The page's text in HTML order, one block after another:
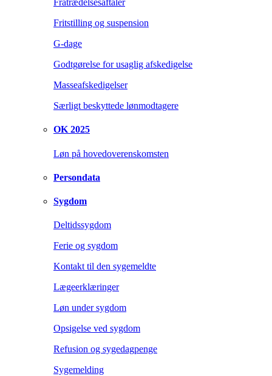
Fratrædelsesaftaler
Fritstilling og suspension
G-dage
Godtgørelse for usaglig afskedigelse
Masseafskedigelser
Særligt beskyttede lønmodtagere
OK 2025
Løn på hovedoverenskomsten
Persondata
Sygdom
Deltidssygdom
Ferie og sygdom
Kontakt til den sygemeldte
Lægeerklæringer
Løn under sygdom
Opsigelse ved sygdom
Refusion og sygedagpenge
Sygemelding